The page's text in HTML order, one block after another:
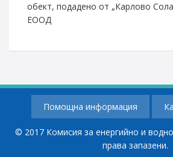
обект, подадено от „Карлово
ЕООД
Помощна информация
© 2017 Комисия за енергийно и
права запазени.